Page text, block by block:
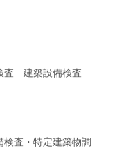
査 建築設備検査
査・特定建築物調